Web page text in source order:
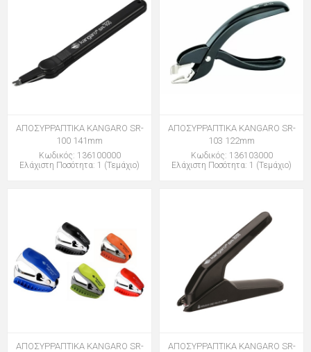
ΑΠΟΣΥΡΡΑΠΤΙΚΑ KANGARO SR-
100 141mm
Κωδικός: 136100000
Ελάχιστη Ποσότητα: 1 (Τεμάχιο)
ΑΠΟΣΥΡΡΑΠΤΙΚΑ KANGARO SR-
103 122mm
Κωδικός: 136103000
Ελάχιστη Ποσότητα: 1 (Τεμάχιο)
ΑΠΟΣΥΡΡΑΠΤΙΚΑ KANGARO SR-
ΑΠΟΣΥΡΡΑΠΤΙΚΑ KANGARO SR-